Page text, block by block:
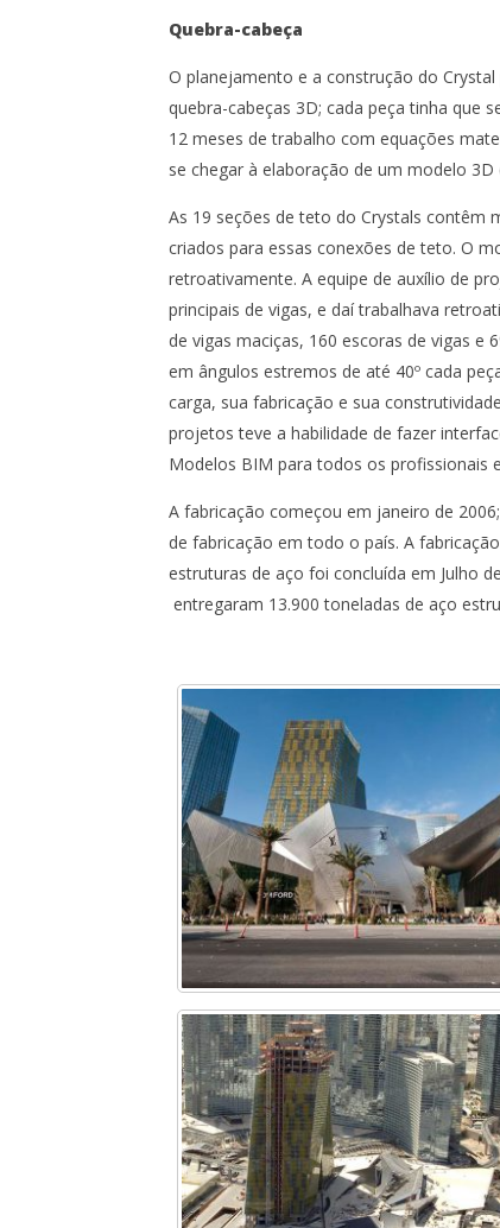
Quebra-cabeça
O planejamento e a construção do
quebra-cabeças 3D; cada peça tinha que
12 meses de trabalho com equações
se chegar à elaboração de um modelo 3D
As 19 seções de teto do Crystals contêm
criados para essas conexões de teto. O
retroativamente. A equipe de auxílio de
principais de vigas, e daí trabalhava
de vigas maciças, 160 escoras de vigas e
em ângulos estremos de até 40º cada
carga, sua fabricação e sua
projetos teve a habilidade de fazer
Modelos BIM para todos os profissionais
A fabricação começou em janeiro de
de fabricação em todo o país. A
estruturas de aço foi concluída em Julho
entregaram 13.900 toneladas de aço